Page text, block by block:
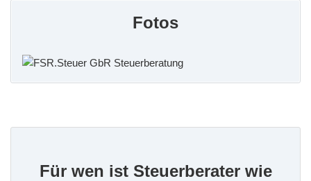
Fotos
Für wen ist Steuerberater wie